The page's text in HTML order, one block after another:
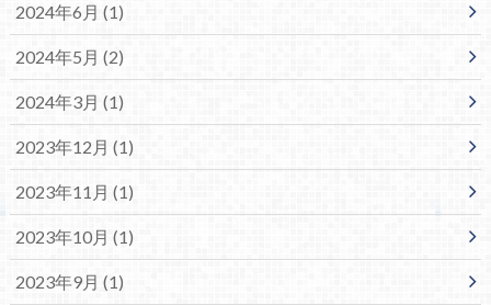
2024年6月 (1)
2024年5月 (2)
2024年3月 (1)
2023年12月 (1)
2023年11月 (1)
2023年10月 (1)
2023年9月 (1)